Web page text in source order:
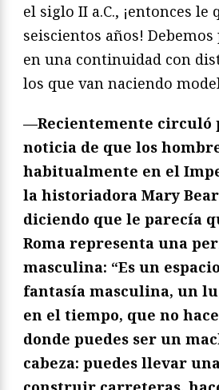
el siglo II a.C., ¡entonces le
seiscientos años!
en una continuidad con
los que van naciendo
—Recientemente circuló
noticia de que los
habitualmente en el
la historiadora Mary
diciendo que le parecía
Roma representa una
masculina: “Es un
fantasía masculina, un
en el tiempo, que no
donde puedes ser un
cabeza: puedes llevar